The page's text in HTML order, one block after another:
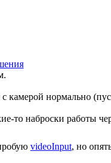
камерой нормально
то наброски работы
videoInput, но